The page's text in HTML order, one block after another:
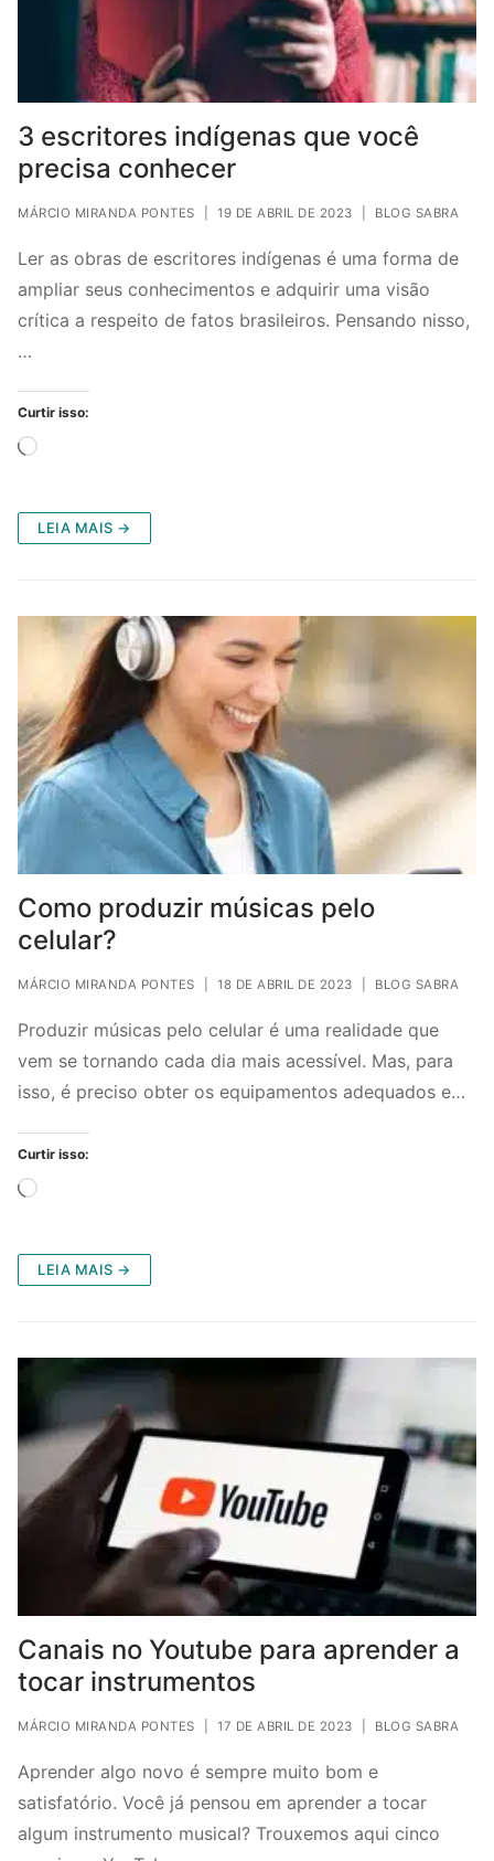
3 escritores indígenas que você
precisa conhecer
MÁRCIO MIRANDA PONTES 19 DE ABRIL DE 2023 BLOG SABRA
Ler as obras de escritores indígenas é uma forma de
ampliar seus conhecimentos e adquirir uma visão
crítica a respeito de fatos brasileiros. Pensando nisso,
…
Curtir isso:
Carregando...
LEIA MAIS →
Como produzir músicas pelo
celular?
MÁRCIO MIRANDA PONTES 18 DE ABRIL DE 2023 BLOG SABRA
Produzir músicas pelo celular é uma realidade que
vem se tornando cada dia mais acessível. Mas, para
isso, é preciso obter os equipamentos adequados e…
Curtir isso:
Carregando...
LEIA MAIS →
Canais no Youtube para aprender a
tocar instrumentos
MÁRCIO MIRANDA PONTES 17 DE ABRIL DE 2023 BLOG SABRA
Aprender algo novo é sempre muito bom e
satisfatório. Você já pensou em aprender a tocar
algum instrumento musical? Trouxemos aqui cinco